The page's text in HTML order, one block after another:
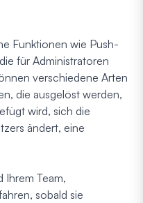
Funktionen wie Push-
für Administratoren
verschiedene Arten
die ausgelöst werden,
wird, sich die
ändert, eine
Ihrem Team,
sobald sie